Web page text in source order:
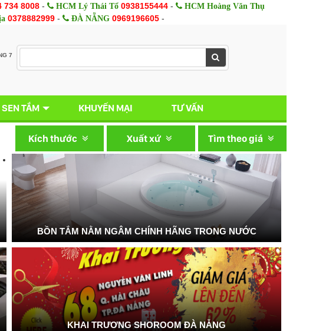
734 8008 - HCM Lý Thái Tổ 0938155444 - HCM Hoàng Văn Thụ
0378882999- ĐÀ NẴNG 0969196605-
7
SEN TẮM KHUYẾN MẠI TƯ VẤN
Tìm theo giá
Xuất xứ
Kích thước
BỒN TẮM NẰM NGÂM CHÍNH HÃNG TRONG NƯỚC
KHAI TRƯƠNG SHOROOM ĐÀ NẴNG